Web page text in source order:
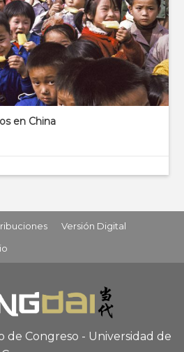
en China
Versión Digital
de Congreso - Universidad de